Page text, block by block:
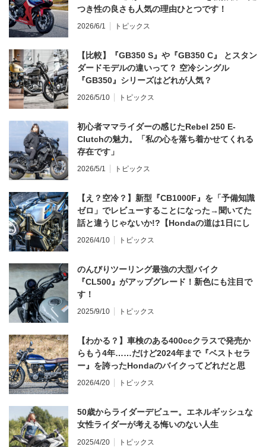
つき性の良さも人気の理由ひとつです！
2026/6/1 トピックス
【比較】『GB350 S』や『GB350 C』 とスタン
ダードモデルの違いって？ 空冷シングル
『GB350』シリーズはどれが人気？
2026/5/10 トピックス
初心者ママライダーの感じたRebel 250 E-
Clutchの魅力。「私の心を落ち着かせてくれる
存在です」
2026/5/1 トピックス
【え？空冷？】新型『CB1000F』を「予備知識
ゼロ」でレビューすることになった→聞いてた
話と違うじゃないか!?【Hondaの道は1日にし
てならず／CB1000F ①第一印象 編】
2026/4/10 トピックス
のんびりツーリング最強の大型バイク
『CL500』がアップグレード！新色にも注目で
す！
2025/9/10 トピックス
【わかる？】車検のある400ccクラスで発売か
らもう4年……だけど2024年まで『ベストセラ
ー』を誇ったHondaのバイクってどれだと思
う？
2026/4/20 トピックス
50歳からライダーデビュー。エネルギッシュな
女性ライダーが考える悔いのない人生
2025/4/20 トピックス